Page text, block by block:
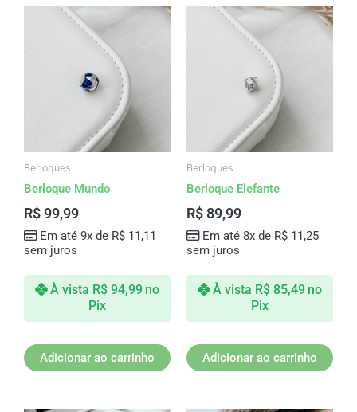
Berloques
Berloque Mundo
R$99,99
Em até 9x de R$11,11
sem juros
À vista R$94,99 no
Pix
Adicionar ao carrinho
Berloques
Berloque Elefante
R$ 89,99
Em até 8x de R$11,25
sem juros
À vista R$85,49 no
Pix
Adicionar ao carrinho